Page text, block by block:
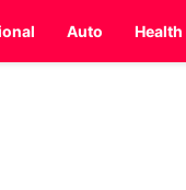
Auto Health